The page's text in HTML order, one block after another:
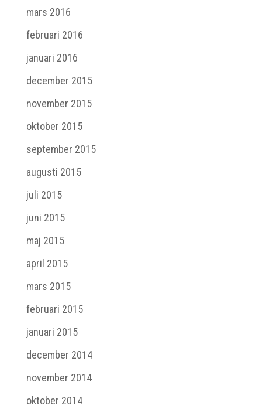
mars 2016
februari 2016
januari 2016
december 2015
november 2015
oktober 2015
september 2015
augusti 2015
juli 2015
juni 2015
maj 2015
april 2015
mars 2015
februari 2015
januari 2015
december 2014
november 2014
oktober 2014